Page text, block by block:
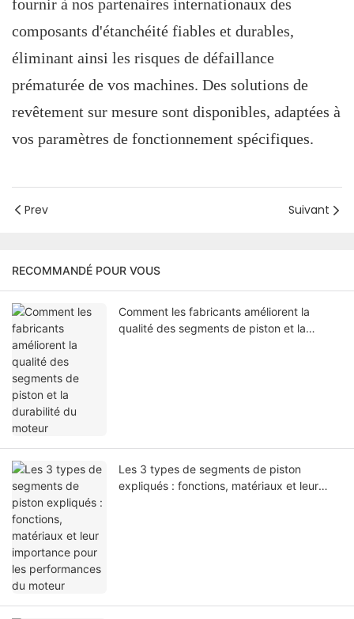
fournir à nos partenaires internationaux des
composants d'étanchéité fiables et durables,
éliminant ainsi les risques de défaillance
prématurée de vos machines. Des solutions de
revêtement sur mesure sont disponibles, adaptées à
vos paramètres de fonctionnement spécifiques.
Prev Suivant
RECOMMANDÉ POUR VOUS
Comment les fabricants améliorent la
qualité des segments de piston et la
Les 3 types de segments de piston
expliqués : fonctions, matériaux et leur